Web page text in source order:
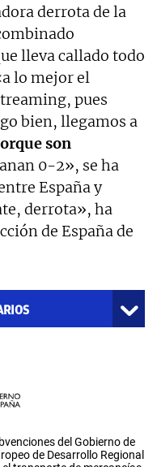
derrota de la
lleva callado todo
lo mejor el
pues
bien, llegamos a
son
0-2», se ha
España y
derrota», ha
de España de
del Gobierno de
de Desarrollo Regional